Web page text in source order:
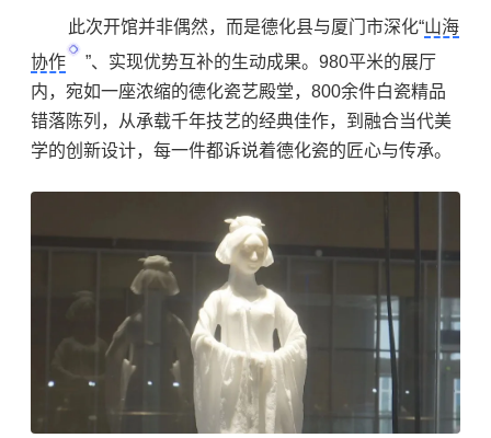
此次开馆并非偶然，而是德化县与厦门市深化“山海
协作
”、实现优势互补的生动成果。980平米的展厅
内，宛如一座浓缩的德化瓷艺殿堂，800余件白瓷精品
错落陈列，从承载千年技艺的经典佳作，到融合当代美
学的创新设计，每一件都诉说着德化瓷的匠心与传承。